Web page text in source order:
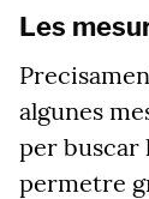
Les
algunes
per buscar
permetre